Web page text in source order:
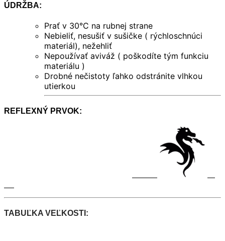
ÚDRŽBA:
Prať v 30°C na rubnej strane
Nebieliť, nesušiť v sušičke ( rýchloschnúci
materiál), nežehliť
Nepoužívať aviváž ( poškodíte tým funkciu
materiálu )
Drobné nečistoty ľahko odstránite vlhkou
utierkou
REFLEXNÝ PRVOK:
TABUĽKA VEĽKOSTI: